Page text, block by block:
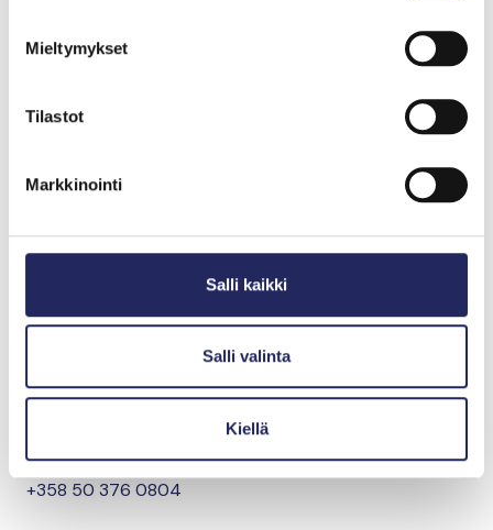
Mieltymykset
Tilastot
Markkinointi
Salli kaikki
Salli valinta
Kiellä
Lisätietoja
Teija Armanto
teija.armanto@messukeskus.com
+358 50 376 0804
vastuullisuustyötä. Messukeskus tekee pitkäjänteistä
työtä taloudellisen, sosiaalisen ja ympäristövastuun
pääkaupunkiseudulle 187 miljoonan euron tulovirran
henkilötyövuotta. Ympäristöjärjestelmä ISO 14001
sertifioitiin vuonna 2009 ensimmäisenä
olla hiilineutraali vuonna 2030. Vastuullisuus on
keskeinen osa Messukeskuksen strategiaa, jossa